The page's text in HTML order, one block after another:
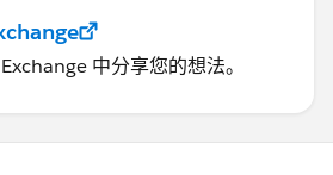
中分享您的想法。